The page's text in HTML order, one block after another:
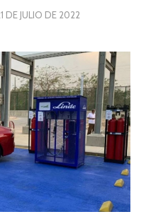
DE JULIO DE 2022
DE
2022